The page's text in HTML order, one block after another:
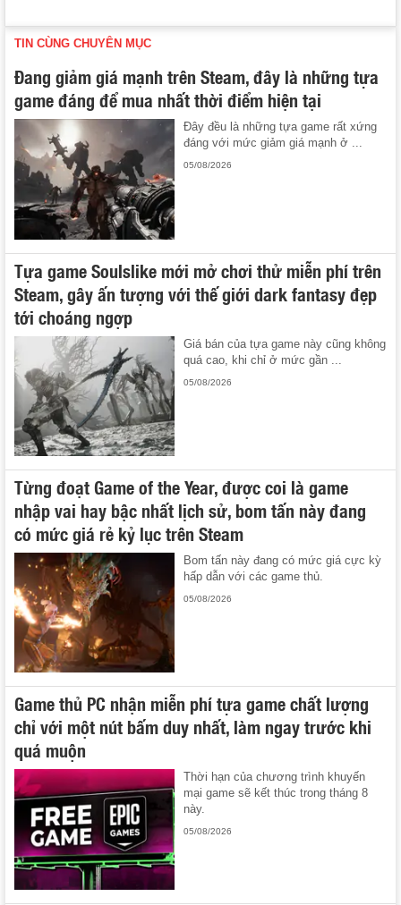
TIN CÙNG CHUYÊN MỤC
Đang giảm giá mạnh trên Steam, đây là những tựa
game đáng để mua nhất thời điểm hiện tại
Đây đều là những tựa game rất xứng
đáng với mức giảm giá mạnh ở ...
05/08/2026
Tựa game Soulslike mới mở chơi thử miễn phí trên
Steam, gây ấn tượng với thế giới dark fantasy đẹp
tới choáng ngợp
Giá bán của tựa game này cũng không
quá cao, khi chỉ ở mức gần ...
05/08/2026
Từng đoạt Game of the Year, được coi là game
nhập vai hay bậc nhất lịch sử, bom tấn này đang
có mức giá rẻ kỷ lục trên Steam
Bom tấn này đang có mức giá cực kỳ
hấp dẫn với các game thủ.
05/08/2026
Game thủ PC nhận miễn phí tựa game chất lượng
chỉ với một nút bấm duy nhất, làm ngay trước khi
quá muộn
Thời hạn của chương trình khuyến
mại game sẽ kết thúc trong tháng 8
này.
05/08/2026